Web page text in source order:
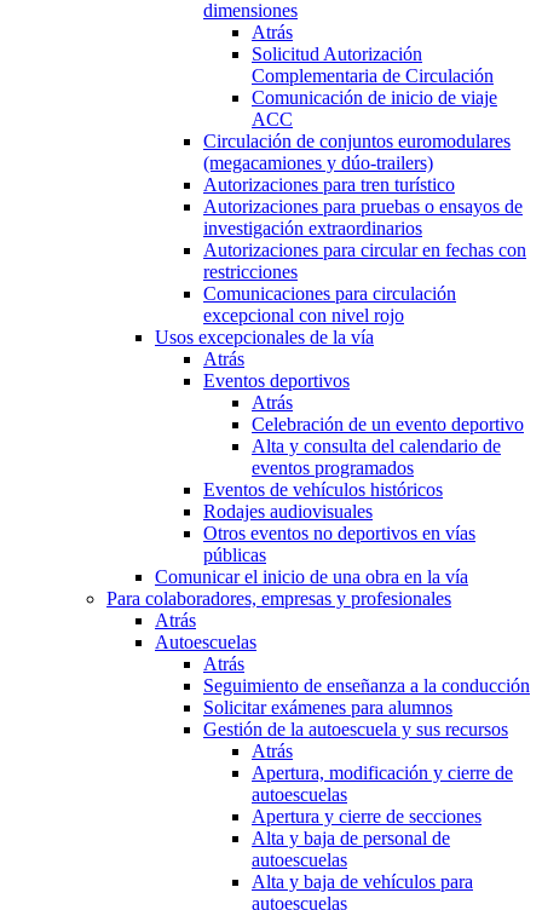
dimensiones
Atrás
Solicitud Autorización
Complementaria de Circulación
Comunicación de inicio de viaje
ACC
Circulación de conjuntos euromodulares
(megacamiones y dúo-trailers)
Autorizaciones para tren turístico
Autorizaciones para pruebas o ensayos de
investigación extraordinarios
Autorizaciones para circular en fechas con
restricciones
Comunicaciones para circulación
excepcional con nivel rojo
Usos excepcionales de la vía
Atrás
Eventos deportivos
Atrás
Celebración de un evento deportivo
Alta y consulta del calendario de
eventos programados
Eventos de vehículos históricos
Rodajes audiovisuales
Otros eventos no deportivos en vías
públicas
Comunicar el inicio de una obra en la vía
Para colaboradores, empresas y profesionales
Atrás
Autoescuelas
Atrás
Seguimiento de enseñanza a la conducción
Solicitar exámenes para alumnos
Gestión de la autoescuela y sus recursos
Atrás
Apertura, modificación y cierre de
autoescuelas
Apertura y cierre de secciones
Alta y baja de personal de
autoescuelas
Alta y baja de vehículos para
autoescuelas